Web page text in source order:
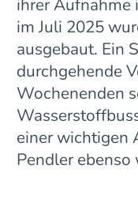
ihrer Aufnahme
im Juli 2025
ausgebaut. Ein
durchgehende
Wochenenden
einer wichtigen
Pendler ebenso